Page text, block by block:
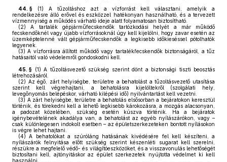
44. § (1) A tűzoltáshoz azt a vízforrást kell választani, amelyik a
rendelkezésre álló erővel és eszközzel hatékonyan használható, és a tervezett
vízmennyiség a működés várható ideje alatt folyamatosan biztosítható.
(2) A tartalék gépjárműfecskendők tartózkodási helyét a már működő
fecskendőknél vagy újabb vízforrásoknál úgy kell kijelölni, hogy zavar esetén az
üzemképtelenné vált gépjárműfecskendők a legkisebb időkieséssel pótolhatók
legyenek.
(3) A vízforrásra állított működő vagy tartalékfecskendők biztonságáról, a tűz
hatásaitól való védelemről gondoskodni kell.
45. § (1) A tűzoltásvezető szükség szerint dönt a biztonsági tiszti beosztás
létrehozásáról.
(2) Az égő, zárt helyiségbe, területre a behatolást a tűzoltásvezető utasítása
szerint kell végrehajtani, a behatolásra kijelöltekről (szolgálati hely,
levegőnyomás belépéskor, várható kilépési idő) nyilvántartást kell vezetni.
(3) A zárt helyiségbe, területre a behatolás elsősorban a bejáratokon keresztül
történik, és törekedni kell a lehető legkisebb károkozásra, a mozgás alacsonyan,
a padozat közelében, szükség esetén kúszva történik. Ha a bejáratok
igénybevételének akadálya van, a behatolást az egyéb nyílászárókon, vagy –
csak különlegesen indokolt esetben – az épületszerkezeteken bontott nyílásokon
is végre lehet hajtani.
(4) A behatolókat a szúróláng hatásának kivédésére fel kell készíteni, a
nyílászárók felnyitása előtt szükség szerint készenléti sugarat kell szerelni,
részükre a megfelelő védő- és világítóeszközöket, és a visszavonulás lehetőségét
biztosítani kell, ajtónyitáskor az épület szerkezetek nyújtotta védelmet ki kell
használni.